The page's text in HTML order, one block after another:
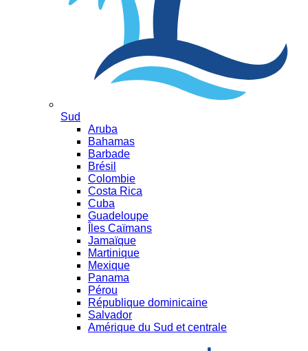
Sud
Aruba
Bahamas
Barbade
Brésil
Colombie
Costa Rica
Cuba
Guadeloupe
Îles Caïmans
Jamaïque
Martinique
Mexique
Panama
Pérou
République dominicaine
Salvador
Amérique du Sud et centrale